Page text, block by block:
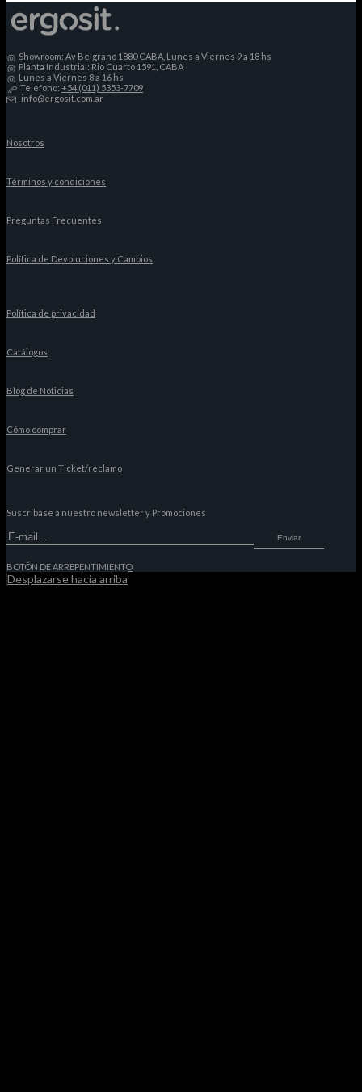
Showroom: Av Belgrano 1880 CABA, Lunes a Viernes 9 a 18 hs
Planta Industrial: Rio Cuarto 1591, CABA
Lunes a Viernes 8 a 16 hs
Telefono: +54 (011) 5353-7709
info@ergosit.com.ar
Nosotros
Términos y condiciones
Preguntas Frecuentes
Política de Devoluciones y Cambios
Política de privacidad
Catálogos
Blog de Noticias
Cómo comprar
Generar un Ticket/reclamo
Suscríbase a nuestro newsletter y Promociones
Enviar
BOTÓN DE ARREPENTIMIENTO
Desplazarse hacia arriba